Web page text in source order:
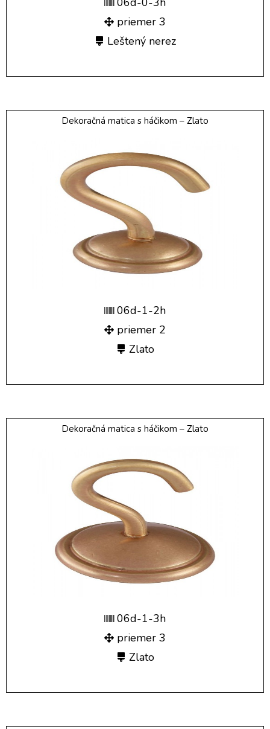
priemer 3
Leštený nerez
Dekoračná matica s háčikom – Zlato
06d-1-2h
priemer 2
Zlato
Dekoračná matica s háčikom – Zlato
06d-1-3h
priemer 3
Zlato